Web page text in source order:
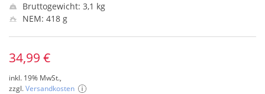
Bruttogewicht: 3,1 kg
NEM: 418 g
34,99 €
inkl. 19% MwSt.,
zzgl.Versandkosten